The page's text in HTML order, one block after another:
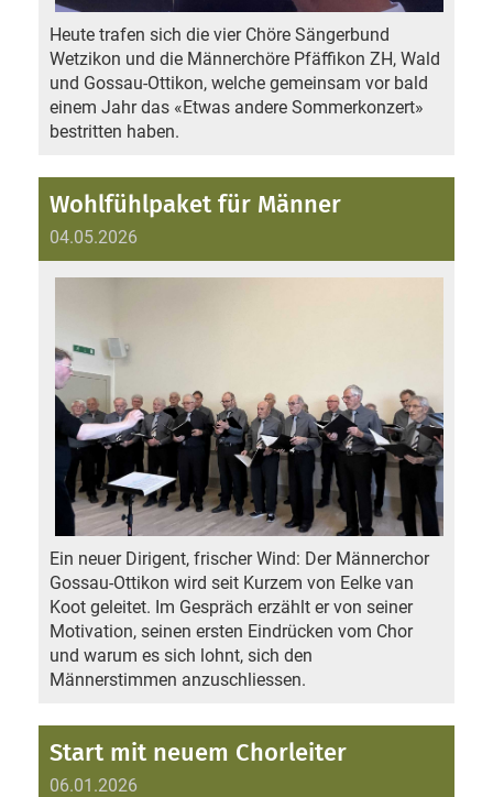
Heute trafen sich die vier Chöre Sängerbund
Wetzikon und die Männerchöre Pfäffikon ZH, Wald
und Gossau-Ottikon, welche gemeinsam vor bald
einem Jahr das «Etwas andere Sommerkonzert»
bestritten haben.
Wohlfühlpaket für Männer
04.05.2026
Ein neuer Dirigent, frischer Wind: Der Männerchor
Gossau-Ottikon wird seit Kurzem von Eelke van
Koot geleitet. Im Gespräch erzählt er von seiner
Motivation, seinen ersten Eindrücken vom Chor
und warum es sich lohnt, sich den
Männerstimmen anzuschliessen.
Start mit neuem Chorleiter
06.01.2026